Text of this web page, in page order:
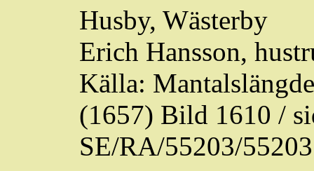
Husby, Wästerby
Erich Hansson,
Källa:
(1657) Bild 1610 /
SE/RA/55203/